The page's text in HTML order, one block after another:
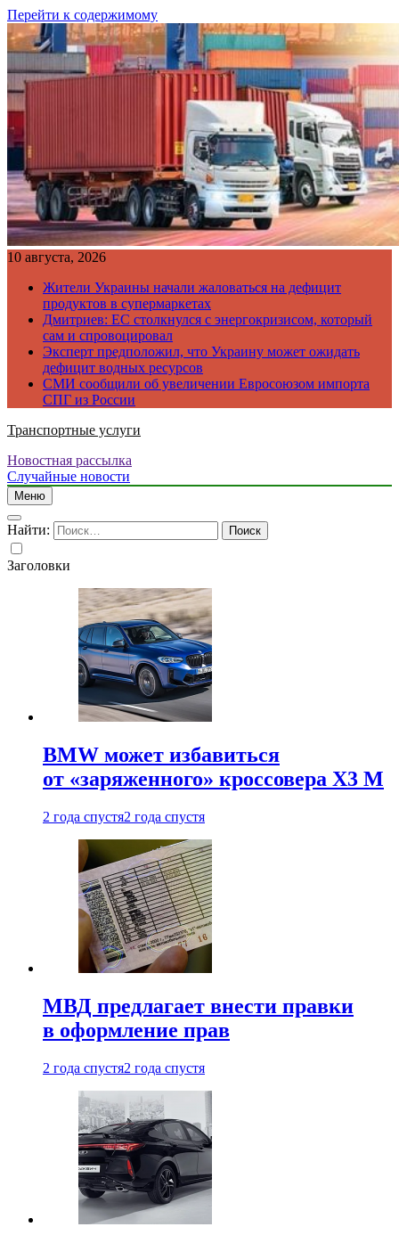
Перейти к содержимому
10 августа, 2026
Жители Украины начали жаловаться на дефицит
продуктов в супермаркетах
Дмитриев: ЕС столкнулся с энергокризисом, который
сам и спровоцировал
Эксперт предположил, что Украину может ожидать
дефицит водных ресурсов
СМИ сообщили об увеличении Евросоюзом импорта
СПГ из России
Транспортные услуги
Новостная рассылка
Случайные новости
Меню
Найти:
Заголовки
BMW может избавиться
от «заряженного» кроссовера X3 M
2 года спустя2 года спустя
МВД предлагает внести правки
в оформление прав
2 года спустя2 года спустя